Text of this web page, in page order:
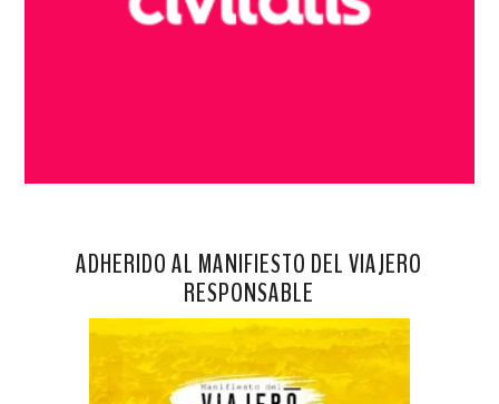
ADHERIDO AL MANIFIESTO DEL VIAJERO
RESPONSABLE